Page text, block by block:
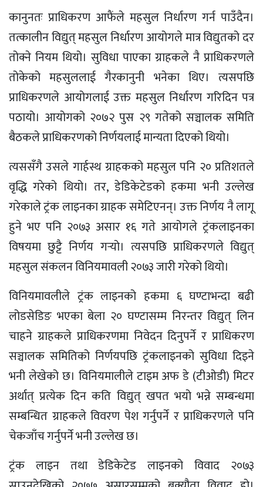
कानुनतः प्राधिकरण आफैंले महसुल निर्धारण गर्न पाउँदैन।
तत्कालीन विद्युत् महसुल निर्धारण आयोगले मात्र विद्युतको दर
तोक्ने नियम थियो। सुविधा पाएका ग्राहकले नै प्राधिकरणले
तोकेको महसुललाई गैरकानुनी भनेका थिए। त्यसपछि
प्राधिकरणले आयोगलाई उक्त महसुल निर्धारण गरिदिन पत्र
पठायो। आयोगको २०७२ पुस २९ गतेको सञ्चालक समिति
बैठकले प्राधिकरणको निर्णयलाई मान्यता दिएको थियो।
त्यससँगै उसले गार्हस्थ ग्राहकको महसुल पनि २० प्रतिशतले
वृद्धि गरेको थियो। तर, डेडिकेटेडको हकमा भनी उल्लेख
गरेकाले ट्रंक लाइनका ग्राहक समेटिएनन्। उक्त निर्णय नै लागू
हुने भए पनि २०७३ असार १६ गते आयोगले ट्रंकलाइनका
विषयमा छुट्टै निर्णय गर्‍यो। त्यसपछि प्राधिकरणले विद्युत्
महसुल संकलन विनियमावली २०७३ जारी गरेको थियो।
विनियमावलीले ट्रंक लाइनको हकमा ६ घण्टाभन्दा बढी
लोडसेडिङ भएका बेला २० घण्टासम्म निरन्तर विद्युत् लिन
चाहने ग्राहकले प्राधिकरणमा निवेदन दिनुपर्ने र प्राधिकरण
सञ्चालक समितिको निर्णयपछि ट्रंकलाइनको सुविधा दिइने
भनी लेखेको छ। विनियमालीले टाइम अफ डे (टीओडी) मिटर
अर्थात् प्रत्येक दिन कति विद्युत् खपत भयो भन्ने सम्बन्धमा
सम्बन्धित ग्राहकले विवरण पेश गर्नुपर्ने र प्राधिकरणले पनि
चेकजाँच गर्नुपर्ने भनी उल्लेख छ।
ट्रंक लाइन तथा डेडिकेटेड लाइनको विवाद २०७३